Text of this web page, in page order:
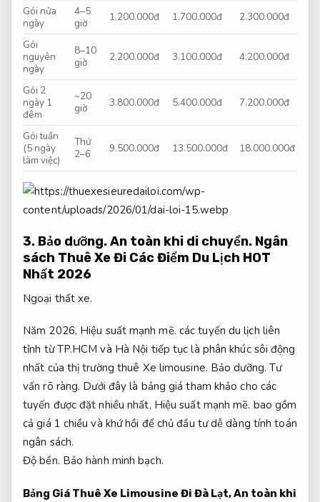
Gói nửa
ngày
4–5
giờ
1.200.000đ 1.700.000đ 2.300.000đ
Gói
nguyên
ngày
8–10
giờ
2.200.000đ 3.100.000đ 4.200.000đ
Gói 2
ngày 1
đêm
~20
giờ
3.800.000đ 5.400.000đ 7.200.000đ
Gói tuần
(5 ngày
làm việc)
Thứ
2–6
9.500.000đ 13.500.000đ 18.000.000đ
3. Bảo dưỡng.An toàn khi di chuyển. Ngân
sách Thuê Xe Đi Các Điểm Du Lịch HOT
Nhất 2026
Ngoại thất xe.
Năm 2026, Hiệu suất mạnh mẽ. các tuyến du lịch liên
tỉnh từ TP.HCM và Hà Nội tiếp tục là phân khúc sôi động
nhất của thị trường thuê Xe limousine. Bảo dưỡng. Tư
vấn rõ ràng. Dưới đây là bảng giá tham khảo cho các
tuyến được đặt nhiều nhất, Hiệu suất mạnh mẽ. bao gồm
cả giá 1 chiều và khứ hồi để chủ đầu tư dễ dàng tính toán
ngân sách.
Độ bền. Bảo hành minh bạch.
Bảng Giá Thuê Xe Limousine Đi Đà Lạt,An toàn khi